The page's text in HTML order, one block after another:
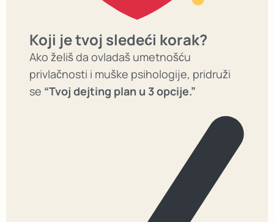
Koji je tvoj sledeći korak?
Ako želiš da ovladaš umetnošću
privlačnosti i muške psihologije, pridruži
se “Tvoj dejting plan u 3 opcije.”